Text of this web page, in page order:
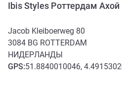
Ibis Styles Роттердам Ахой
Jacob Kleiboerweg 80
3084 BG ROTTERDAM
НИДЕРЛАНДЫ
GPS:51.8840010046,